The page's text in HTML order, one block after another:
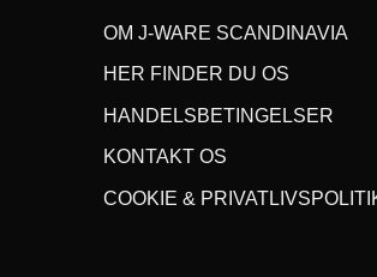
OM J-WARE SCANDINAVIA
HER FINDER DU OS
HANDELSBETINGELSER
KONTAKT OS
COOKIE &